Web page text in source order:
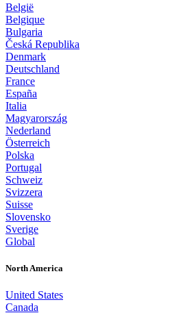
België
Belgique
Bulgaria
Česká Republika
Denmark
Deutschland
France
España
Italia
Magyarország
Nederland
Österreich
Polska
Portugal
Schweiz
Svizzera
Suisse
Slovensko
Sverige
Global
North America
United States
Canada